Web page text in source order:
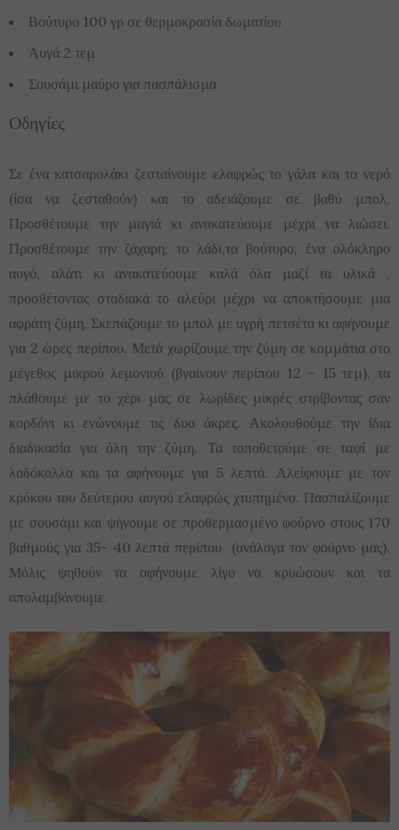
Βούτυρο 100 γρ σε θερμοκρασία δωματίου
Αυγά 2 τεμ
Σουσάμι μαύρο για πασπάλισμα
Οδηγίες
Σε ένα κατσαρολάκι ζεσταίνουμε ελαφρώς το γάλα και το νερό
(ίσα να ζεσταθούν) και το αδειάζουμε σε βαθύ μπολ.
Προσθέτουμε την μαγιά κι ανακατεύουμε μέχρι να λιώσει.
Προσθέτουμε την ζάχαρη, το λάδι,το βούτυρο, ένα ολόκληρο
αυγό, αλάτι κι ανακατεύουμε καλά όλα μαζί τα υλικά ,
προσθέτοντας σταδιακά το αλεύρι μέχρι να αποκτήσουμε μια
αφράτη ζύμη. Σκεπάζουμε το μπολ με υγρή πετσέτα κι αφήνουμε
για 2 ώρες περίπου. Μετά χωρίζουμε την ζύμη σε κομμάτια στο
μέγεθος μικρού λεμονιού (βγαίνουν περίπου 12 – 15 τεμ), τα
πλάθουμε με το χέρι μας σε λωρίδες μικρές στρίβοντας σαν
κορδόνι κι ενώνουμε τις δυο άκρες. Ακολουθούμε την ίδια
διαδικασία για όλη την ζύμη. Τα τοποθετούμε σε ταψί με
λαδόκολλα και τα αφήνουμε για 5 λεπτά. Αλείφουμε με τον
κρόκου του δεύτερου αυγού ελαφρώς χτυπημένο. Πασπαλίζουμε
με σουσάμι και ψήνουμε σε προθερμασμένο φούρνο στους 170
βαθμούς για 35- 40 λεπτά περίπου (ανάλογα τον φούρνο μας).
Μόλις ψηθούν τα αφήνουμε λίγο να κρυώσουν και τα
απολαμβάνουμε.